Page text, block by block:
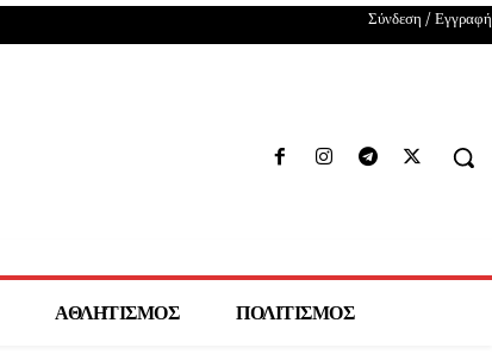
Σύνδεση / Εγγραφή
ΑΘΛΗΤΙΣΜΟΣ ΠΟΛΙΤΙΣΜΟΣ